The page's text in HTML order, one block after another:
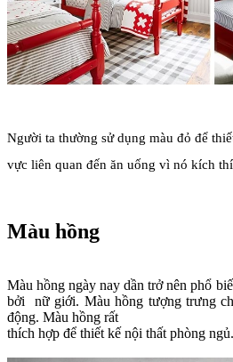
Người ta thường sử dụng màu đỏ để
vực liên quan đến ăn uống vì nó kích
Màu hồng
Màu hồng ngày nay dần trở nên phổ
bởi nữ giới. Màu hồng tượng trưng
động. Màu hồng rất
thích hợp để thiết kế nội thất phòng ngủ.